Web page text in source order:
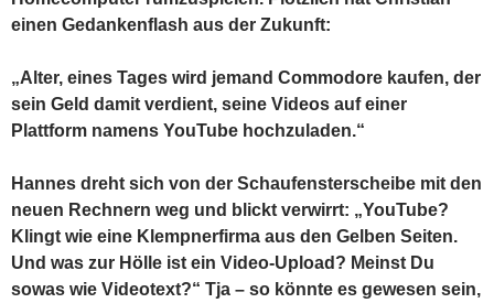
einen Gedankenflash aus der Zukunft:
„Alter, eines Tages wird jemand Commodore kaufen, der
sein Geld damit verdient, seine Videos auf einer
Plattform namens YouTube hochzuladen.“
Hannes dreht sich von der Schaufensterscheibe mit den
neuen Rechnern weg und blickt verwirrt: „YouTube?
Klingt wie eine Klempnerfirma aus den Gelben Seiten.
Und was zur Hölle ist ein Video-Upload? Meinst Du
sowas wie Videotext?“ Tja – so könnte es gewesen sein,